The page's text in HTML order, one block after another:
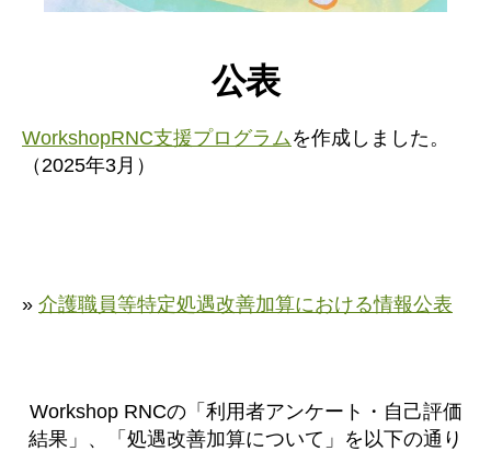
公表
WorkshopRNC支援プログラム を作成しました。
（2025年3月）
» 介護職員等特定処遇改善加算における情報公表
Workshop RNCの「利用者アンケート・自己評価
結果」、「処遇改善加算について」を以下の通り